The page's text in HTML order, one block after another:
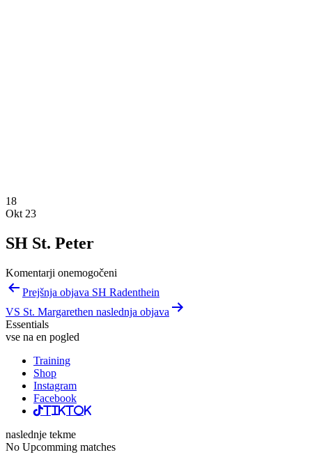
18
Okt 23
SH St. Peter
Komentarji onemogočeni
Navigacija
prispevka
Prejšnja objava SH Radenthein
VS St. Margarethen naslednja objava
Essentials
vse na en pogled
Training
Shop
Instagram
Facebook
TikTok
naslednje tekme
No Upcomming matches